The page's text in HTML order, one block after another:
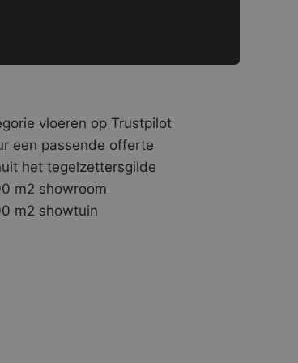
vloeren op Trustpilot
een passende offerte
het tegelzettersgilde
m2 showroom
m2 showtuin